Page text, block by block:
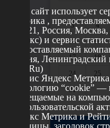
3
4
10
11
17
18
24
25
31
Этот сайт использует
Метрика ,
119021, Россия,
Яндекс) и сервис
предоставляемый
Россия,
Mail.Ru)
Сервис Яндекс
технологию “cookie”
размещаемые на
их пользовательской
Яндекс Метрика и
страницы, заголовок